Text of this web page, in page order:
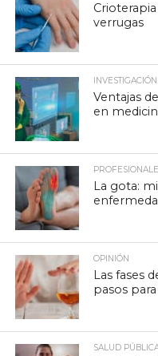
verrugas
INVESTIGACIÓN
Ventajas
en
La gota:
OPINIÓN
Las fases
pasos
SALUD